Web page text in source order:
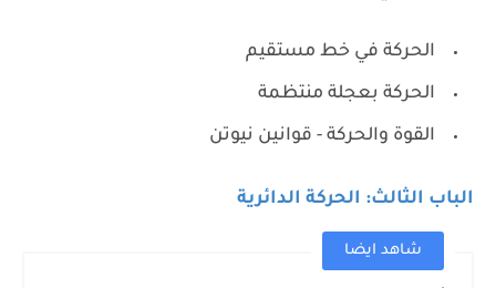
الحركة في خط مستقيم
الحركة بعجلة منتظمة
القوة والحركة - قوانين نيوتن
الباب الثالث: الحركة الدائرية
شاهد ايضا